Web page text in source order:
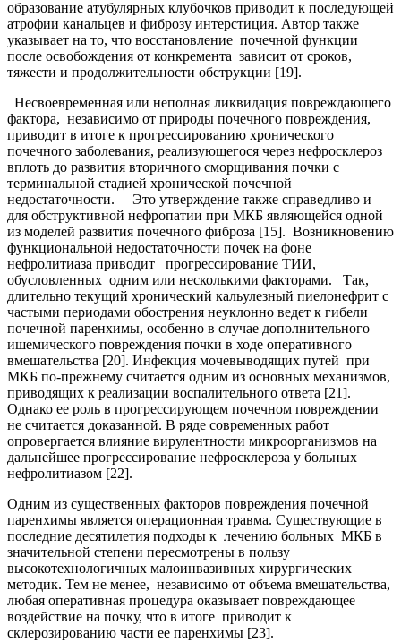
образование атубулярных клубочков приводит к последующей
атрофии канальцев и фиброзу интерстиция. Автор также
указывает на то, что восстановление почечной функции
после освобождения от конкремента зависит от сроков,
тяжести и продолжительности обструкции [19].
Несвоевременная или неполная ликвидация повреждающего
фактора, независимо от природы почечного повреждения,
приводит в итоге к прогрессированию хронического
почечного заболевания, реализующегося через нефросклероз
вплоть до развития вторичного сморщивания почки с
терминальной стадией хронической почечной
недостаточности. Это утверждение также справедливо и
для обструктивной нефропатии при МКБ являющейся одной
из моделей развития почечного фиброза [15]. Возникновению
функциональной недостаточности почек на фоне
нефролитиаза приводит прогрессирование ТИИ,
обусловленных одним или несколькими факторами. Так,
длительно текущий хронический кальулезный пиелонефрит с
частыми периодами обострения неуклонно ведет к гибели
почечной паренхимы, особенно в случае дополнительного
ишемического повреждения почки в ходе оперативного
вмешательства [20]. Инфекция мочевыводящих путей при
МКБ по-прежнему считается одним из основных механизмов,
приводящих к реализации воспалительного ответа [21].
Однако ее роль в прогрессирующем почечном повреждении
не считается доказанной. В ряде современных работ
опровергается влияние вирулентности микроорганизмов на
дальнейшее прогрессирование нефросклероза у больных
нефролитиазом [22].
Одним из существенных факторов повреждения почечной
паренхимы является операционная травма. Существующие в
последние десятилетия подходы к лечению больных МКБ в
значительной степени пересмотрены в пользу
высокотехнологичных малоинвазивных хирургических
методик. Тем не менее, независимо от объема вмешательства,
любая оперативная процедура оказывает повреждающее
воздействие на почку, что в итоге приводит к
склерозированию части ее паренхимы [23].